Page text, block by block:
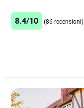
8.4/10 (86 recensioni)